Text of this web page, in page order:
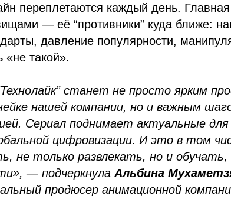
переплетаются каждый день.
— её “противники” куда ближе:
давление популярности,
«не такой».
станет не просто ярким
нашей компании, но и важным
Сериал поднимает актуальные
цифровизации. И это в том
не только развлекать, но и
— подчеркнула Альбина
продюсер анимационной